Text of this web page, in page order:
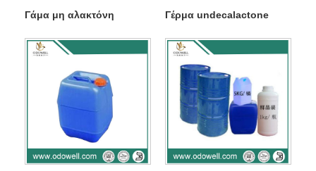
Γάμα μη αλακτόνη Γέρμα undecalactone